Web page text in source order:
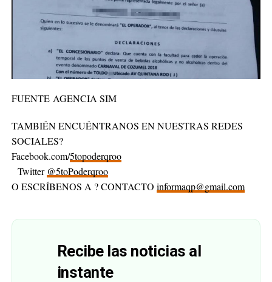
FUENTE AGENCIA SIM
TAMBIÉN ENCUÉNTRANOS EN NUESTRAS REDES
SOCIALES?
Facebook.com/5topoderqroo
Twitter @5toPoderqroo
O ESCRÍBENOS A ? CONTACTO informaqp@gmail.com
Recibe las noticias al
instante